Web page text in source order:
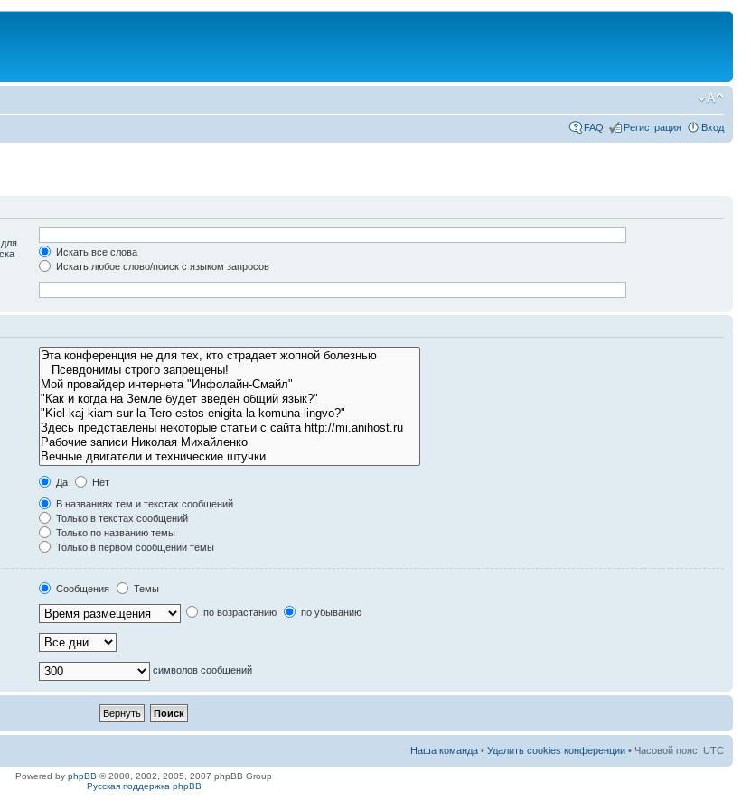
FAQ Регистрация Вход
для
Искать все слова
Искать любое слово/поиск с языком запросов
Да
Нет
В названиях тем и текстах сообщений
Только в текстах сообщений
Только по названию темы
Только в первом сообщении темы
Сообщения
Темы
по возрастанию по убыванию
символов сообщений
Наша команда • Удалить cookies конференции • Часовой пояс: UTC
Powered by phpBB © 2000, 2002, 2005, 2007 phpBB Group
Русская поддержка phpBB